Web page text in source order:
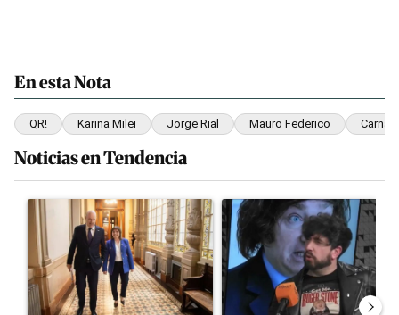
En esta Nota
QR! Karina Milei Jorge Rial Mauro Federico
Noticias en Tendencia
Este listado muestra los artículos con más comentarios en los
Un artículo de tendencia con el título "El Gobierno cedió en la
Un artículo de tendencia con